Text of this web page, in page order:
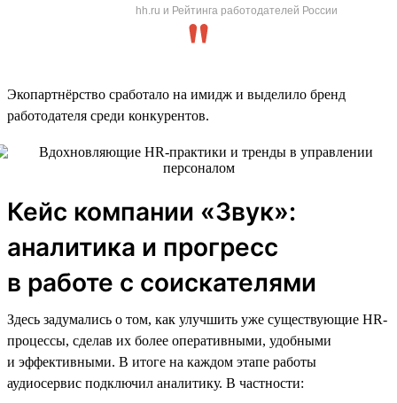
hh.ru и Рейтинга работодателей России
Экопартнёрство сработало на имидж и выделило бренд
работодателя среди конкурентов.
Кейс компании «Звук»:
аналитика и прогресс
в работе с соискателями
Здесь задумались о том, как улучшить уже существующие HR-
процессы, сделав их более оперативными, удобными
и эффективными. В итоге на каждом этапе работы
аудиосервис подключил аналитику. В частности: